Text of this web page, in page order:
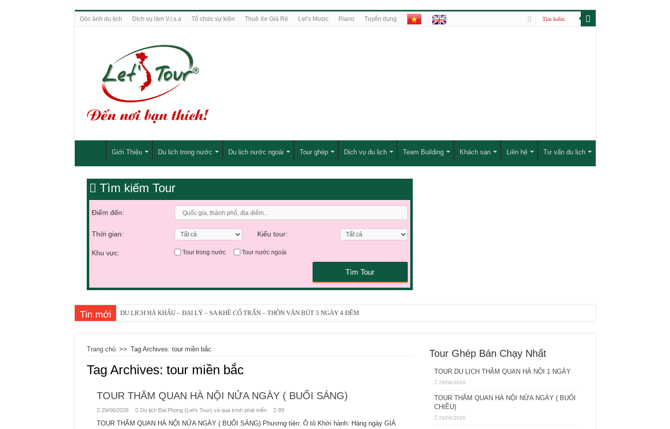
Góc ảnh du lịch Dịch vụ làm V.i.s.a Tổ chức sự kiện Thuê Xe Giá Rẻ Let’s Music Piano Tuyển dụng
Giới Thiệu Du lịch trong nước Du lịch nước ngoài Tour ghép Dịch vụ du lịch Team Building Khách sạn Liên hệ Tư vấn du lịch
Tìm kiếm Tour
Điểm đến:
Thời gian: Kiểu tour:
Khu vực: Tour trong nước Tour nước ngoài
Tìm Tour
Tin mới DU LỊCH HÀ KHẨU – ĐẠI LÝ – SA KHÊ CỔ TRẤN – THÔN VĂN BÚT 5 NGÀY 4 ĐÊM
DU LỊCH CHÂU HỒNG HÀ – VÂN NAM TRUNG QUỐC 3 NGÀY 2 ĐÊM
TOUR DU LỊCH KHÁM PHÁ CÔN MINH MONO 4 NGÀY 3 ĐÊM
TOUR THĂM QUAN HÀ NỘI NỬA NGÀY ( BUỔI SÁNG)
TOUR DU LỊCH THĂM QUAN HÀ NỘI 1 NGÀY
TOUR THĂM QUAN HÀ NỘI NỬA NGÀY ( BUỔI CHIỀU)
Trang chủ >> Tag Archives: tour miền bắc
Tag Archives: tour miền bắc
TOUR THĂM QUAN HÀ NỘI NỬA NGÀY ( BUỔI SÁNG)
29/06/2026 Du lịch Đại Phong (Let's Tour) và quá trình phát triển 89
TOUR THĂM QUAN HÀ NỘI NỬA NGÀY ( BUỔI SÁNG) Phương tiện: Ô tô Khời hành: Hàng ngày GIÁ
Tour Ghép Bán Chạy Nhất
TOUR DU LỊCH THĂM QUAN HÀ NỘI 1 NGÀY
29/06/2026
TOUR THĂM QUAN HÀ NỘI NỬA NGÀY ( BUỔI
CHIỀU)
29/06/2026